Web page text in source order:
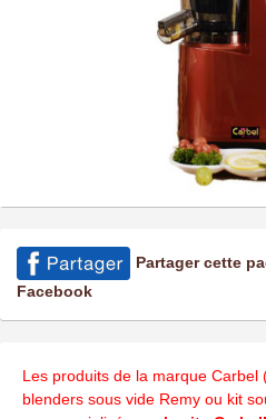
Partager cette
Facebook
Les produits de la marque
blenders sous vide Remy ou kit